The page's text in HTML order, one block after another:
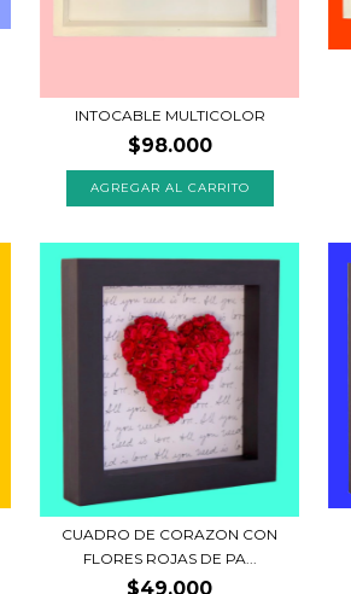
INTOCABLE MULTICOLOR
$98.000
AGREGAR AL CARRITO
CUADRO DE CORAZON CON
FLORES ROJAS DE PA...
$49.000